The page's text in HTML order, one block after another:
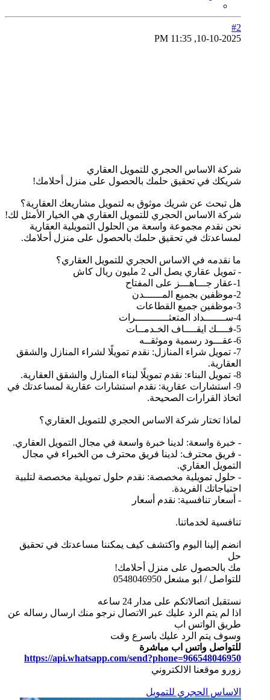
#2
10-10-2025, 11:35 PM
شركة الاساس الحجري للتمويل العقاري
شريكك في تحقيق حلمك بالحصول على منزل أحلامك!
هل تبحث عن شريك موثوق به لتمويل مشاريعك العقارية؟
شركة الاساس الحجري للتمويل العقاري هي الخيار الأمثل لك!
نحن نقدم مجموعة واسعة من الحلول التمويلية العقارية
لمساعدتك في تحقيق حلمك بالحصول على منزل أحلامك.
ما نقدمه في الاساس الحجري للتمويل العقاري؟
- تمويل عقاري يصل الى 2 مليون ريال كاش
1-عقار جـــاهـــز على المفتاح
2-موظفين بجميع المــــــدن
3-موظفين جميع القطاعات
4-ســـــــداد المتعثـــــــــــرات
5-فــــك ايقــــاف الخـدمــات
6-عقـــود رسمية وموثقــه
7- تمويل شراء المنازل: نقدم تمويلًا لشراء المنازل والشقق
العقارية.
8- تمويل البناء: نقدم تمويلًا لبناء المنازل والشقق العقارية.
9- استشارات عقارية: نقدم استشارات عقارية لمساعدتك في
اتخاذ القرارات الصحيحة.
لماذا تختار شركة الاساس الحجري للتمويل العقاري؟
- خبرة واسعة: لدينا خبرة واسعة في مجال التمويل العقاري.
- فريق محترف: لدينا فريق محترف من الخبراء في مجال
التمويل العقاري.
- حلول تمويلية مخصصة: نقدم حلول تمويلية مخصصة لتلبية
احتياجاتك الفريدة.
- أسعار تنافسية: نقدم أسعار
تنافسية لخدماتنا.
انضم إلينا اليوم واكتشف كيف يمكننا مساعدتك في تحقيق
حل
مك بالحصول على منزل أحلامك!
للتواصل / ابو مشعل 0548046950
نستقبل اتصالاتكم على مدار 24 ساعه
اذا لم يتم الرد عليك عبر الاتصال نرجو منك ارسال رساله عن
طريق الواتس اب
وسوف يتم الرد عليك باسرع وقت
للتواصل واتس اب مباشرة
https://api.whatsapp.com/send?phone=966548046950
زورو موقعنا الالكتروني
الاساس الحجري للتمويل